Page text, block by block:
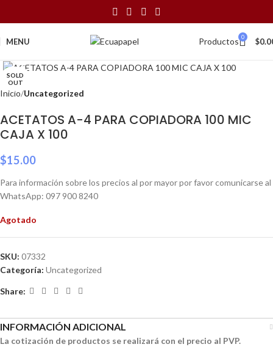
MENU Productos 0 $
SOLD
OUT
Inicio Uncategorized
ACETATOS A-4 PARA COPIADORA 100 MIC
CAJA X 100
$15.00
Para información sobre los precios al por mayor por favor comunicarse al
WhatsApp: 097 900 8240
Agotado
SKU: 07332
Categoría: Uncategorized
Share:
INFORMACIÓN ADICIONAL
La cotización de productos se realizará con el precio al PVP.